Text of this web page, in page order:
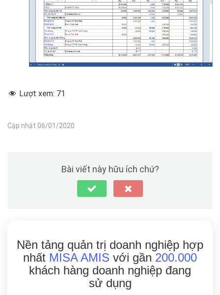
Lượt xem: 71
Cập nhật 06/01/2020
Bài viết này hữu ích chứ?
Nền tảng quản trị doanh nghiệp hợp
nhất MISA AMIS với gần 200.000
khách hàng doanh nghiệp đang
sử dụng